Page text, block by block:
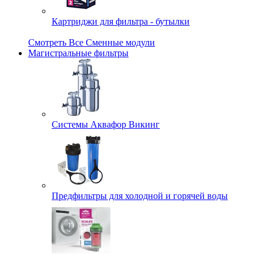
Картриджи для фильтра - бутылки
Смотреть Все Сменные модули
Магистральные фильтры
Системы Аквафор Викинг
Предфильтры для холодной и горячей воды